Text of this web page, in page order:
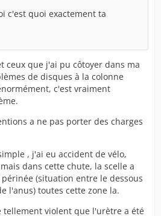
c'est quoi exactement ta
ceux que j'ai pu côtoyer dans ma
de disques à la colonne
c'est vraiment
a ne pas porter des charges
, j'ai eu accident de vélo,
dans cette chute, la scelle a
(situation entre le dessous
l'anus) toutes cette zone la.
tellement violent que l'urètre a été